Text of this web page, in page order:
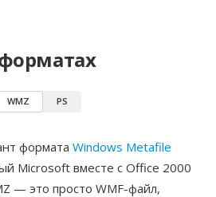
WMZ PS
формата Windows Metafile
Microsoft вместе с Office 2000
— это просто WMF-файл,